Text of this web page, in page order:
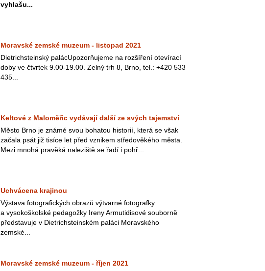
vyhlašu...
Moravské zemské muzeum - listopad 2021
Dietrichsteinský palácUpozorňujeme na rozšíření otevírací
doby ve čtvrtek 9.00-19.00. Zelný trh 8, Brno, tel.: +420 533
435...
Keltové z Maloměřic vydávají další ze svých tajemství
Město Brno je známé svou bohatou historií, která se však
začala psát již tisíce let před vznikem středověkého města.
Mezi mnohá pravěká naleziště se řadí i pohř...
Uchvácena krajinou
Výstava fotografických obrazů výtvarné fotografky
a vysokoškolské pedagožky Ireny Armutidisové souborně
představuje v Dietrichsteinském paláci Moravského
zemské...
Moravské zemské muzeum - říjen 2021